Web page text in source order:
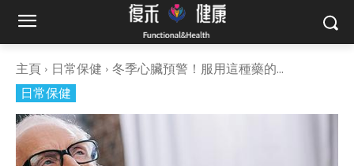
主頁 日常保健
冬季心臟預警！服用這種藥的...
日常保健